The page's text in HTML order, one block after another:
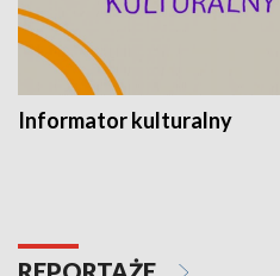
Informator kulturalny